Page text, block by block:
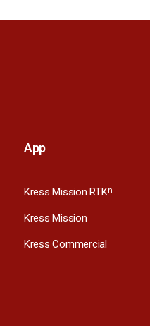
App
Kress Mission RTKn
Kress Mission
Kress Commercial